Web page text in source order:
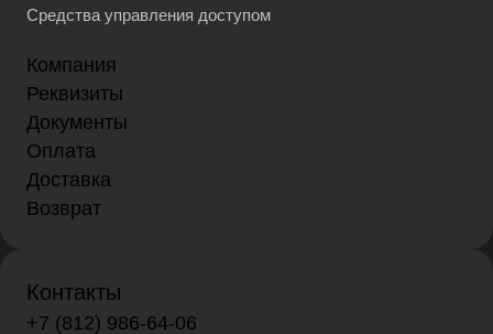
Средства управления доступом
Компания
Реквизиты
Документы
Оплата
Доставка
Возврат
Контакты
+7 (812) 986-64-06